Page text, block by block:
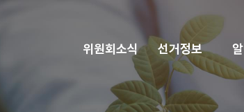
위원회소식 선거정보